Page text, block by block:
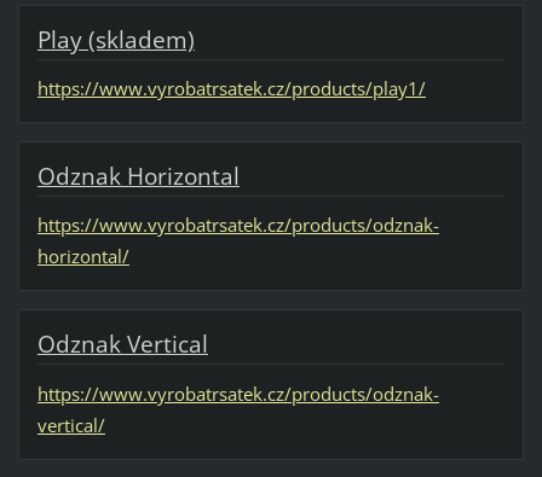
Play (skladem)
https://www.vyrobatrsatek.cz/products/play1/
Odznak Horizontal
https://www.vyrobatrsatek.cz/products/odznak-
horizontal/
Odznak Vertical
https://www.vyrobatrsatek.cz/products/odznak-
vertical/